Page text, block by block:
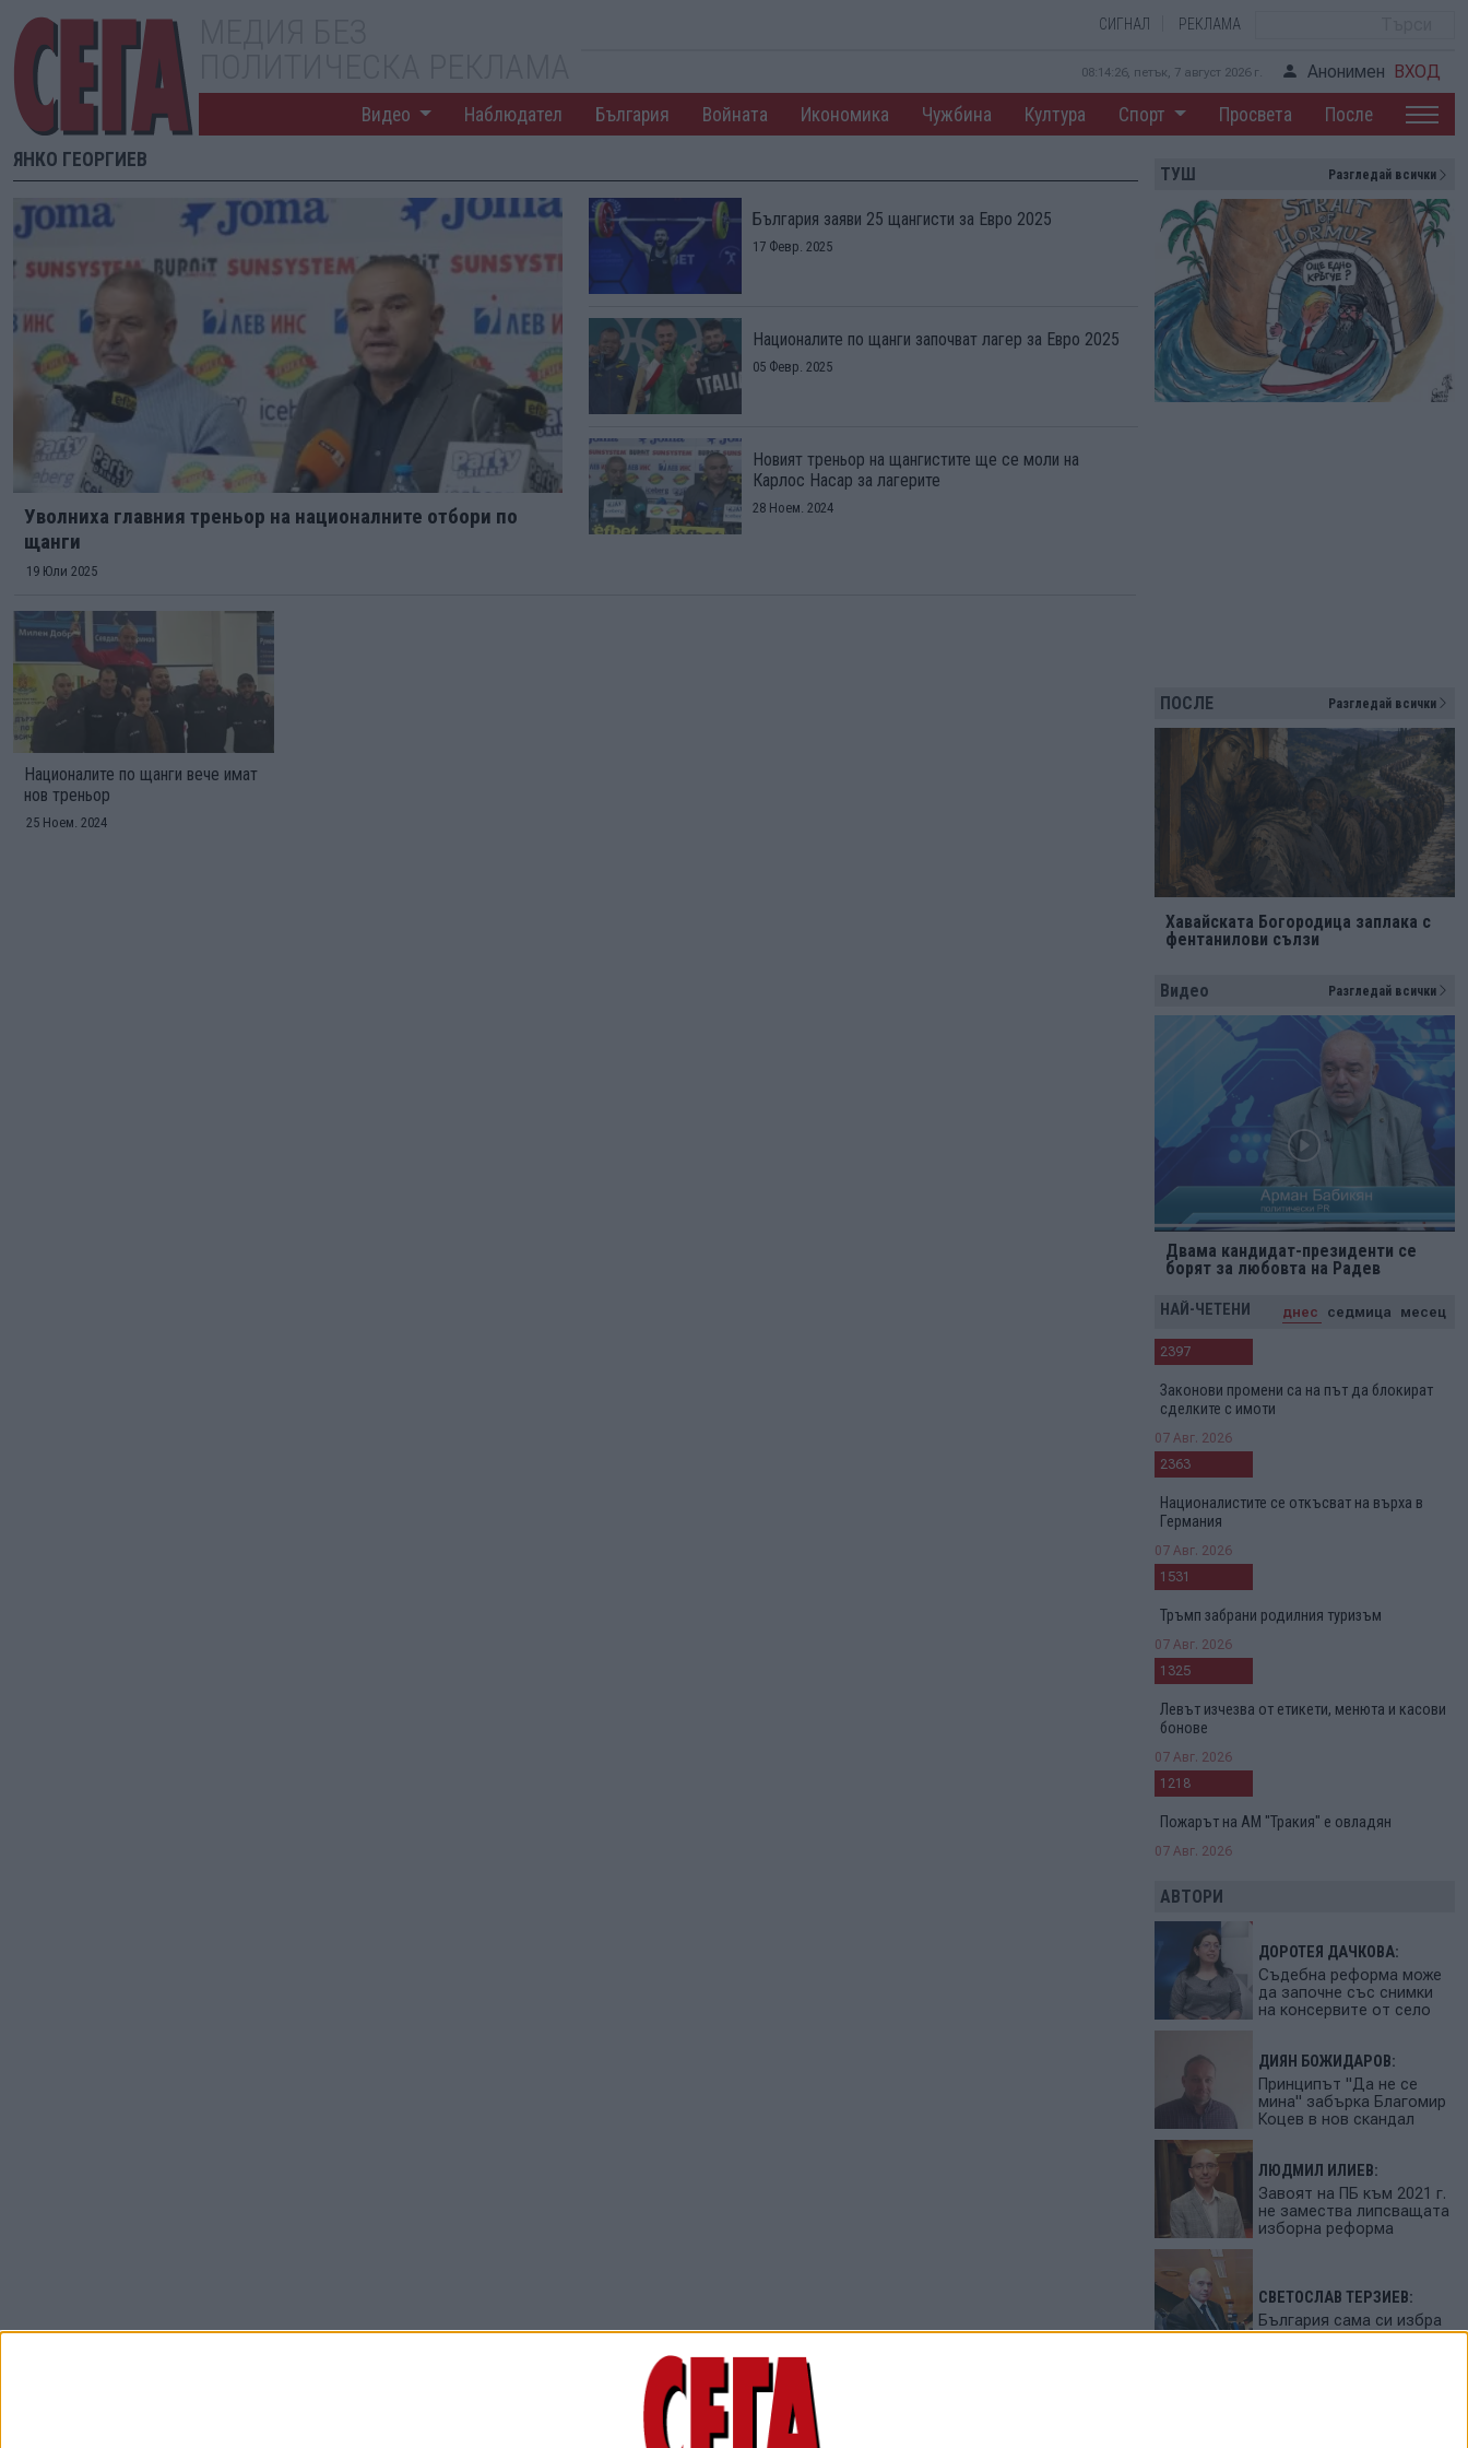
СИГНАЛ РЕКЛАМА
08:14:27, петък, 7 август 2026 г. Анонимен ВХОД
Видео Наблюдател България Войната Икономика Чужбина Култура Спорт Просвета После
ЯНКО ГЕОРГИЕВ
Уволниха главния треньор на националните отбори по
щанги
19 Юли 2025
България заяви 25 щангисти за Евро 2025
17 Февр. 2025
Националите по щанги започват лагер за Евро 2025
05 Февр. 2025
Новият треньор на щангистите ще се моли на
Карлос Насар за лагерите
28 Ноем. 2024
Националите по щанги вече имат
нов треньор
25 Ноем. 2024
ТУШ Разгледай всички
ПОСЛЕ Разгледай всички
Хавайската Богородица заплака с
фентанилови сълзи
Видео Разгледай всички
Двама кандидат-президенти се
борят за любовта на Радев
НАЙ-ЧЕТЕНИ днес седмица месец
2397
Законови промени са на път да блокират
сделките с имоти
07 Авг. 2026
2363
Националистите се откъсват на върха в
Германия
07 Авг. 2026
1531
Тръмп забрани родилния туризъм
07 Авг. 2026
1325
Левът изчезва от етикети, менюта и касови
бонове
07 Авг. 2026
1218
Пожарът на АМ "Тракия" е овладян
07 Авг. 2026
АВТОРИ
ДОРОТЕЯ ДАЧКОВА:
Съдебна реформа може
да започне със снимки
на консервите от село
ДИЯН БОЖИДАРОВ:
Принципът "Да не се
мина" забърка Благомир
Коцев в нов скандал
ЛЮДМИЛ ИЛИЕВ:
Завоят на ПБ към 2021 г.
не замества липсващата
изборна реформа
СВЕТОСЛАВ ТЕРЗИЕВ:
България сама си избра
вредител